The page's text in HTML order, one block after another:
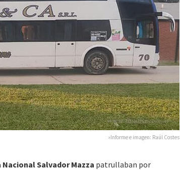
»Informe e imagen: Raúl Costes
Nacional Salvador Mazza patrullaban por